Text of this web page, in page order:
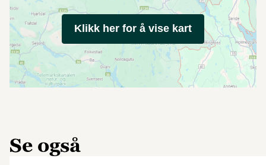
Klikk her for å vise kart
Se også